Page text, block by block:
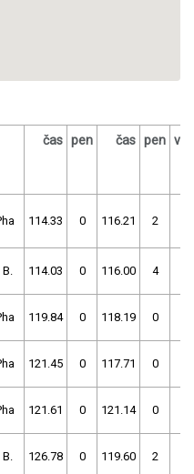
čas pen čas pen
114.33 0 116.21 2
B. 114.03 0 116.00 4
119.84 0 118.19 0
121.45 0 117.71 0
121.61 0 121.14 0
B. 126.78 0 119.60 2